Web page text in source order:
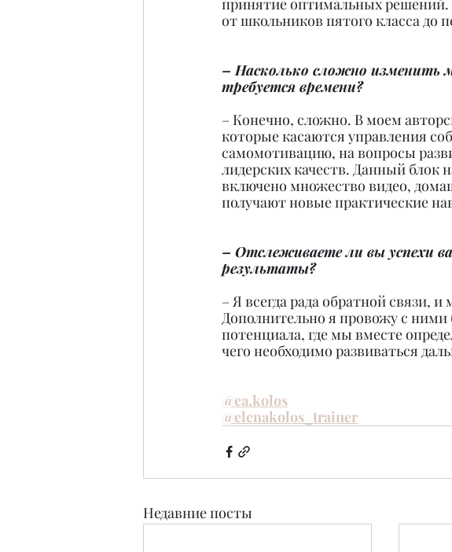
от школьников пятого класса до
– Насколько сложно изменить
требуется времени?
– Конечно, сложно. В моем
которые касаются управления
самомотивацию, на вопросы
лидерских качеств. Данный блок
включено множество видео,
получают новые практические
– Отслеживаете ли вы успехи
результаты?
– Я всегда рада обратной связи,
Дополнительно я провожу с ними
потенциала, где мы вместе
чего необходимо развиваться
@ea.kolos
@elenakolos_trainer
Недавние посты